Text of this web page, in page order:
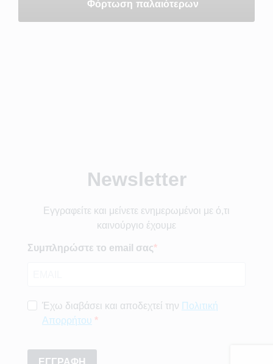
Φόρτωση παλαιότερων